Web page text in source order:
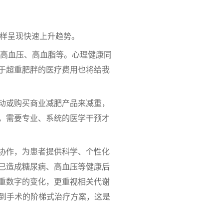
现快速上升趋势。
血压、高血脂等。心理健康同
超重肥胖的医疗费用也将给我
购买商业减肥产品来减重，
需要专业、系统的医学干预才
，为患者提供科学、个性化
造成糖尿病、高血压等健康后
数字的变化，更重视相关代谢
手术的阶梯式治疗方案，这是